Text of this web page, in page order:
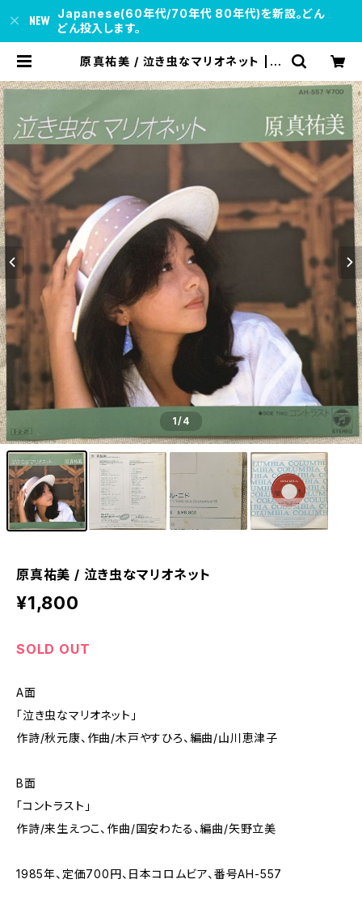
Japanese(60年代/70年代 80年代)を新設。どん
どん投入します。
原真祐美 / 泣き虫なマリオネット | s
1/4
原真祐美 / 泣き虫なマリオネット
¥1,800
SOLD OUT
A面
「泣き虫なマリオネット」
作詩/秋元康、作曲/木戸やすひろ、編曲/山川恵津子
B面
「コントラスト」
作詩/来生えつこ、作曲/国安わたる、編曲/矢野立美
1985年、定価700円、日本コロムビア、番号AH-557